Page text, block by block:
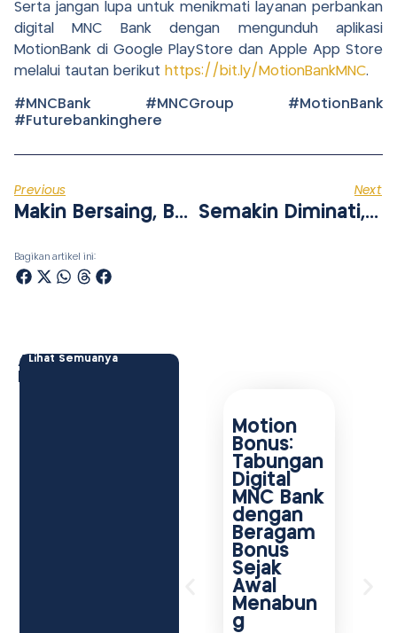
Serta jangan lupa untuk menikmati layanan perbankan
digital MNC Bank dengan mengunduh aplikasi
MotionBank di Google PlayStore dan Apple App Store
melalui tautan berikut https://bit.ly/MotionBankMNC.
#MNCBank #MNCGroup #MotionBank
#Futurebankinghere
Previous
Makin Bersaing, Buka Deposito Online Di MotionBank Bunganya 5%
Next
Semakin Diminati, Transaksi MotionBank Meningkat 21,36%
Bagikan artikel ini:
Artikel
Lihat Semuanya
Motion
Bonus:
Tabungan
Digital
MNC Bank
dengan
Beragam
Bonus
Sejak
Awal
Menabun
g